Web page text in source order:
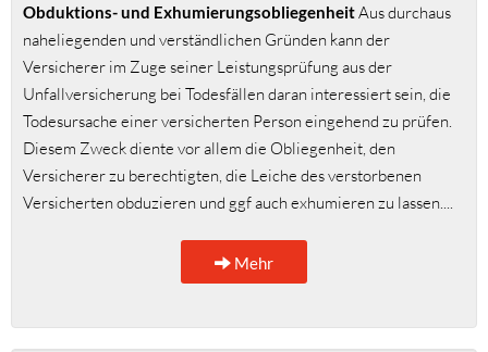
Obduktions- und ExhumierungsobliegenheitAus durchaus
naheliegenden und verständlichen Gründen kann der
Versicherer im Zuge seiner Leistungsprüfung aus der
Unfallversicherung bei Todesfällen daran interessiert sein, die
Todesursache einer versicherten Person eingehend zu prüfen.
Diesem Zweck diente vor allem die Obliegenheit, den
Versicherer zu berechtigten, die Leiche des verstorbenen
Versicherten obduzieren und ggf auch exhumieren zu lassen....
Mehr